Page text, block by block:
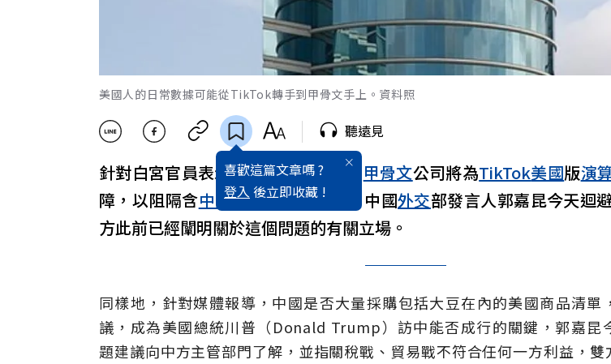
美國人的日常數據可能從TikTok轉手到甲骨文手上。資料照
喜歡這篇文章嗎 ?
登入 後立即收藏 !
聽遠見
針對白宮官員表示，根據美中協議， 甲骨文公司將為TikTok美國版演
障，以阻隔含中國在內的外國對手。中國外交部發言人郭嘉昆今天迴
方此前已經闡明關於這個問題的有關立場。
同樣地，針對媒體報導，中國是否大量採購包括大豆在內的美國商品清單
議，成為美國總統川普（Donald Trump）訪中能否成行的關鍵，郭嘉昆
題建議向中方主管部門了解，並指關稅戰、貿易戰不符合任何一方利益，雙